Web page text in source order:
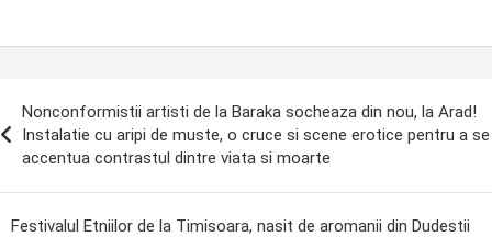
Nonconformistii artisti de la Baraka socheaza din nou, la Arad!
Instalatie cu aripi de muste, o cruce si scene erotice pentru a se
accentua contrastul dintre viata si moarte
Festivalul Etniilor de la Timisoara, nasit de aromanii din Dudestii